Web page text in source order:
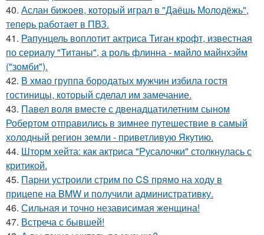
40. Аслан бижоев, который играл в "Даёшь Молодёжь",
теперь работает в ПВЗ.
41. Рапунцель воплотит актриса Тиган крофт, известная
по сериалу "Титаны", а роль флинна - майло майнхэйм
("зомби").
42. В хмао группа бородатых мужчин избила гостя
гостиницы, который сделал им замечание.
43. Павел воля вместе с двенадцатилетним сыном
Робертом отправились в зимнее путешествие в самый
холодный регион земли - приветливую Якутию.
44. Шторм хейта: как актриса "Русалочки" столкнулась с
критикой.
45. Парни устроили стрим по CS прямо на ходу в
прицепе на BMW и получили административку.
46. Сильная и точно независимая женщина!
47. Встреча с бывшей!